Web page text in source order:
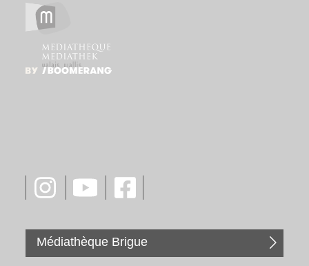
Médiathèque Brigue